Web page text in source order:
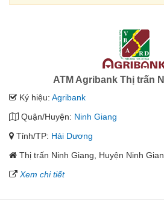
ATM Agribank Thị trấn
Ký hiệu: Agribank
Quận/Huyện: Ninh Giang
Tỉnh/TP: Hải Dương
Thị trấn Ninh Giang, Huyện Ninh
Xem chi tiết